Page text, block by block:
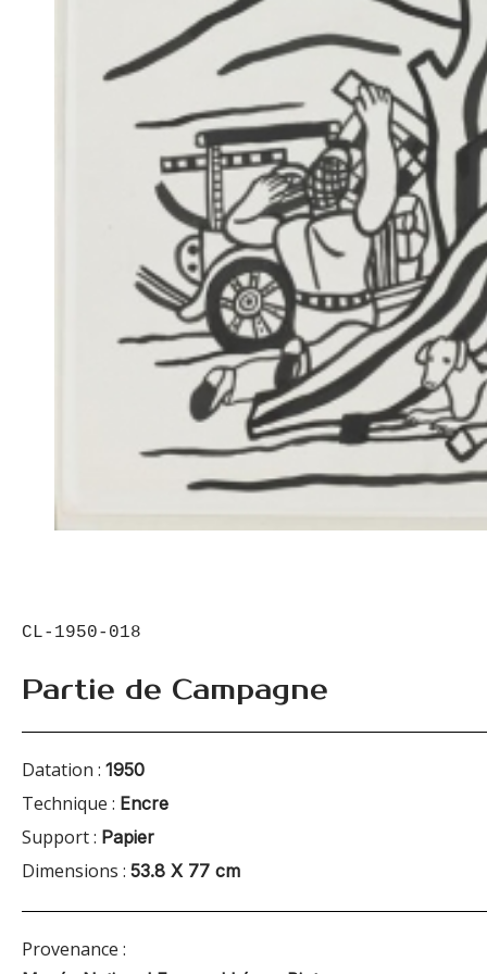
CL-1950-018
Partie de Campagne
Datation : 1950
Technique : Encre
Support : Papier
Dimensions : 53.8 X 77 cm
Provenance :